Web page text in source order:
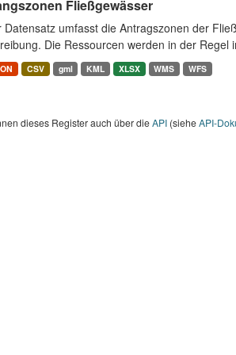
Fließgewässer
Datensatz umfasst die Antragszonen der
Die Ressourcen werden in der Regel
CSV gml KML XLSX WMS WFS
dieses Register auch über dieAPI(sieheAPI-